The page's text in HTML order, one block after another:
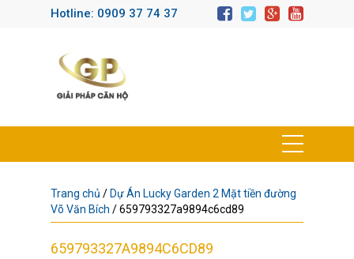
Hotline: 0909 37 74 37
Trang chủ / Dự Án Lucky Garden 2 Mặt tiền đường
Võ Văn Bích /659793327a9894c6cd89
659793327A9894C6CD89